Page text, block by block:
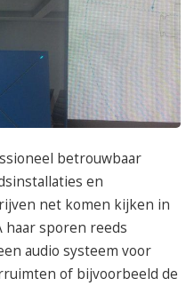
betrouwbaar
en
net komen kijken in
haar sporen reeds
audio systeem voor
of bijvoorbeeld de